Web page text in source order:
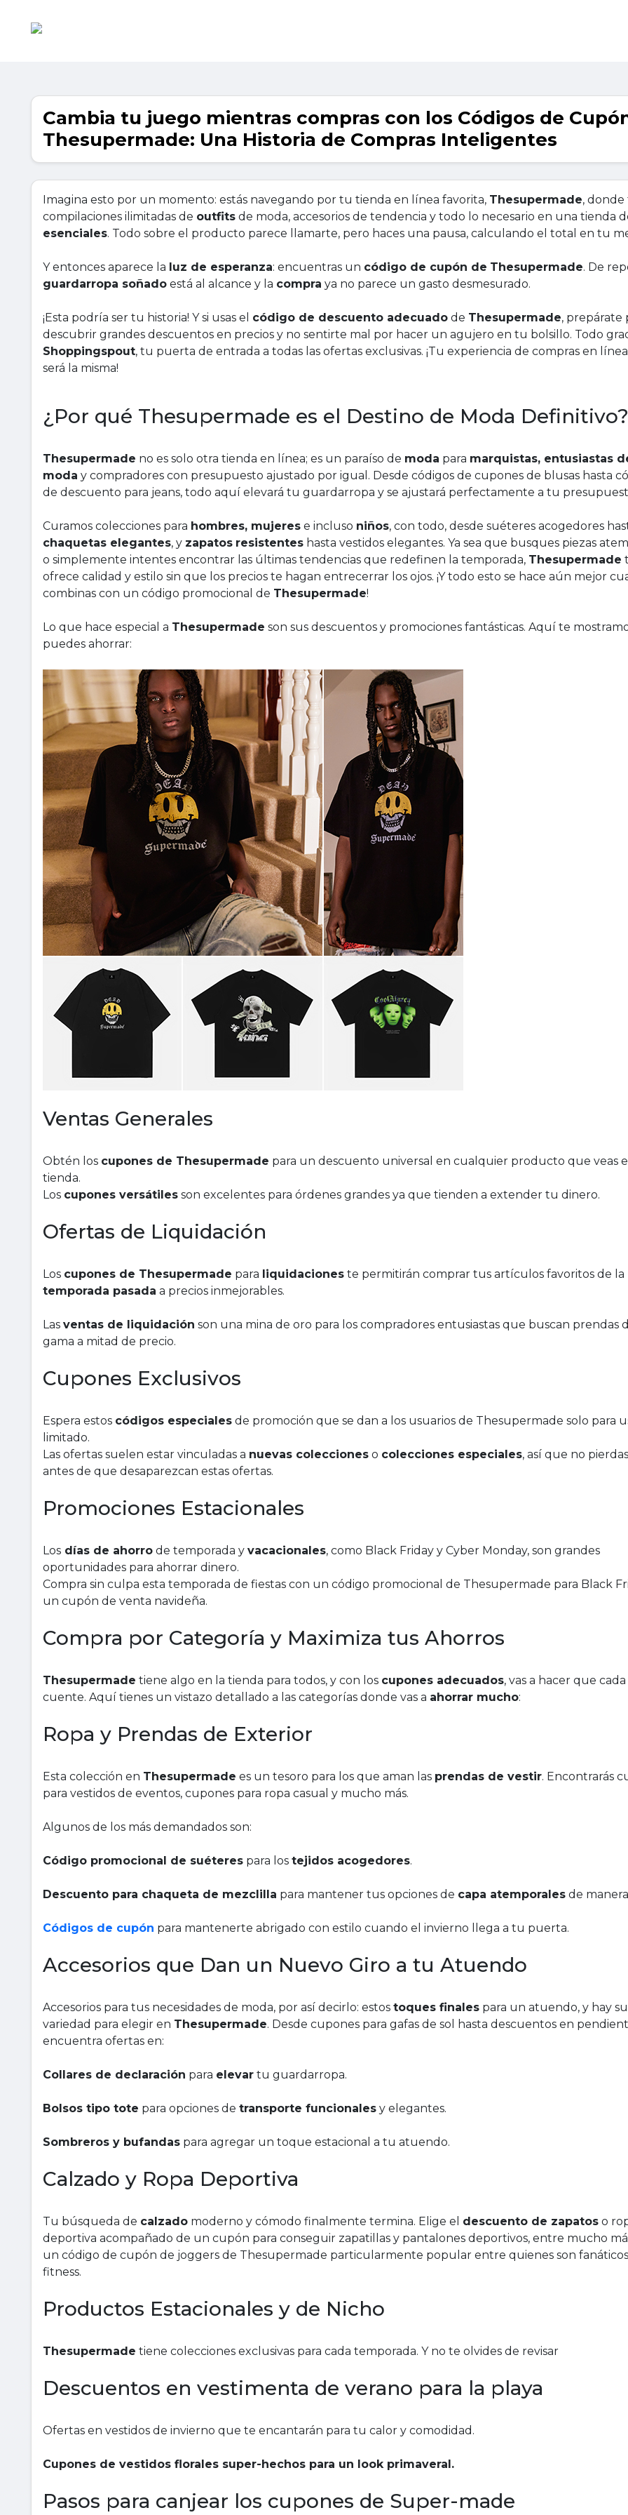
Cambia tu juego mientras compras con los Códigos de
Thesupermade: Una Historia de Compras Inteligentes
Imagina esto por un momento: estás navegando por tu tienda en línea favorita, Thesupermade, donde
compilaciones ilimitadas de outfits de moda, accesorios de tendencia y todo lo necesario en una tienda
esenciales. Todo sobre el producto parece llamarte, pero haces una pausa, calculando el total en tu
Y entonces aparece la luz de esperanza: encuentras un código de cupón de Thesupermade. De
guardarropa soñado está al alcance y la compra ya no parece un gasto desmesurado.
¡Esta podría ser tu historia! Y si usas el código de descuento adecuado de Thesupermade, prepárate
descubrir grandes descuentos en precios y no sentirte mal por hacer un agujero en tu bolsillo. Todo
Shoppingspout, tu puerta de entrada a todas las ofertas exclusivas. ¡Tu experiencia de compras en
será la misma!
¿Por qué Thesupermade es el Destino de Moda Definitivo?
Thesupermade no es solo otra tienda en línea; es un paraíso de moda para marquistas, entusiastas
moda y compradores con presupuesto ajustado por igual. Desde códigos de cupones de blusas hasta
de descuento para jeans, todo aquí elevará tu guardarropa y se ajustará perfectamente a tu
Curamos colecciones para hombres, mujeres e incluso niños, con todo, desde suéteres acogedores
chaquetas elegantes, y zapatos resistentes hasta vestidos elegantes. Ya sea que busques piezas
o simplemente intentes encontrar las últimas tendencias que redefinen la temporada, Thesupermade
ofrece calidad y estilo sin que los precios te hagan entrecerrar los ojos. ¡Y todo esto se hace aún mejor
combinas con un código promocional de Thesupermade!
Lo que hace especial a Thesupermade son sus descuentos y promociones fantásticas. Aquí te
puedes ahorrar:
Ventas Generales
Obtén los cupones de Thesupermade para un descuento universal en cualquier producto que veas
tienda.
Los cupones versátiles son excelentes para órdenes grandes ya que tienden a extender tu dinero.
Ofertas de Liquidación
Los cupones de Thesupermade para liquidaciones te permitirán comprar tus artículos favoritos de la
temporada pasada a precios inmejorables.
Las ventas de liquidación son una mina de oro para los compradores entusiastas que buscan prendas
gama a mitad de precio.
Cupones Exclusivos
Espera estos códigos especiales de promoción que se dan a los usuarios de Thesupermade solo para
limitado.
Las ofertas suelen estar vinculadas a nuevas colecciones o colecciones especiales, así que no
antes de que desaparezcan estas ofertas.
Promociones Estacionales
Los días de ahorro de temporada y vacacionales, como Black Friday y Cyber Monday, son grandes
oportunidades para ahorrar dinero.
Compra sin culpa esta temporada de fiestas con un código promocional de Thesupermade para Black
un cupón de venta navideña.
Compra por Categoría y Maximiza tus Ahorros
Thesupermade tiene algo en la tienda para todos, y con los cupones adecuados, vas a hacer que
cuente. Aquí tienes un vistazo detallado a las categorías donde vas a ahorrar mucho:
Ropa y Prendas de Exterior
Esta colección en Thesupermade es un tesoro para los que aman las prendas de vestir. Encontrarás
para vestidos de eventos, cupones para ropa casual y mucho más.
Algunos de los más demandados son:
Código promocional de suéteres para los tejidos acogedores.
Descuento para chaqueta de mezclilla para mantener tus opciones de capa atemporales de
Códigos de cupón para mantenerte abrigado con estilo cuando el invierno llega a tu puerta.
Accesorios que Dan un Nuevo Giro a tu Atuendo
Accesorios para tus necesidades de moda, por así decirlo: estos toques finales para un atuendo, y hay
variedad para elegir en Thesupermade. Desde cupones para gafas de sol hasta descuentos en
encuentra ofertas en:
Collares de declaración para elevar tu guardarropa.
Bolsos tipo tote para opciones de transporte funcionales y elegantes.
Sombreros y bufandas para agregar un toque estacional a tu atuendo.
Calzado y Ropa Deportiva
Tu búsqueda de calzado moderno y cómodo finalmente termina. Elige el descuento de zapatos o
deportiva acompañado de un cupón para conseguir zapatillas y pantalones deportivos, entre mucho
un código de cupón de joggers de Thesupermade particularmente popular entre quienes son
fitness.
Productos Estacionales y de Nicho
Thesupermade tiene colecciones exclusivas para cada temporada. Y no te olvides de revisar
Descuentos en vestimenta de verano para la playa
Ofertas en vestidos de invierno que te encantarán para tu calor y comodidad.
Cupones de vestidos florales super-hechos para un look primaveral.
Pasos para canjear los cupones de Super-made